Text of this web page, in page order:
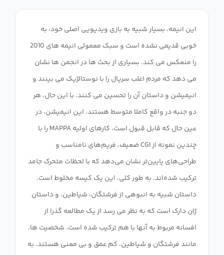
این انیمه، بسیار شبیه به بازی ویدیویی اصلی خود، به
خوبی قدیمی نشده است و سبک معمولی انیمه های 2010
را منعکس می کند. بسیاری از بحث ها در انجمن ها نشان
می دهد که مردم اغلب سریال را با نوستالژیک می بینند و
انیمیشن و داستان آن را تحسین می کنند. با این حال، هر
دو جنبه در واقع کاملا متوسط ​​هستند. این انیمیشن، در
عین حال که قابل قبول است، کارهای اولیه MAPPA را با
چندین نمونه از CGI ضعیف، فریم‌های نامناسب و
طراحی‌های پایین‌تر نشان می‌دهد که با لحظات متحرک جامد
ترکیب شده‌اند. به طور کلی، این یک کیسه مخلوط است.
داستان شبیه به انبوهی از فرشتگان، شیاطین، و داستان
ژان دارک است که به نظر می رسد از یک مطالعه گذرا از
افسانه مربوط به آنها با هم ترکیب شده است. شخصیت ها،
مانند فرشتگان و شیاطین، کم عمق و بی معنی هستند. به